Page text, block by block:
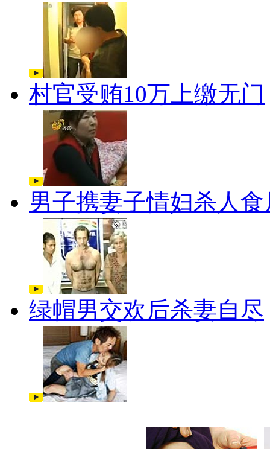
村官受贿10万上缴无门
男子携妻子情妇杀人食
绿帽男交欢后杀妻自尽